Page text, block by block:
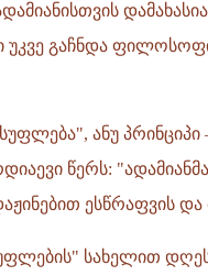
უკვე გაჩნდა
ანუ
წერს: "ადამიანმა
ესწრაფვის და
სახელით